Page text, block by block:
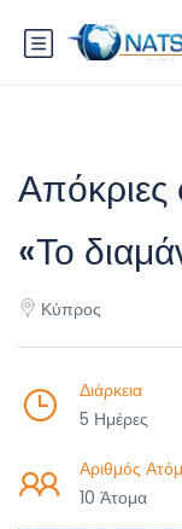
«Το
Κύπρος
Διάρκεια
5 Ημέρες
Αριθμός
10 Άτομα